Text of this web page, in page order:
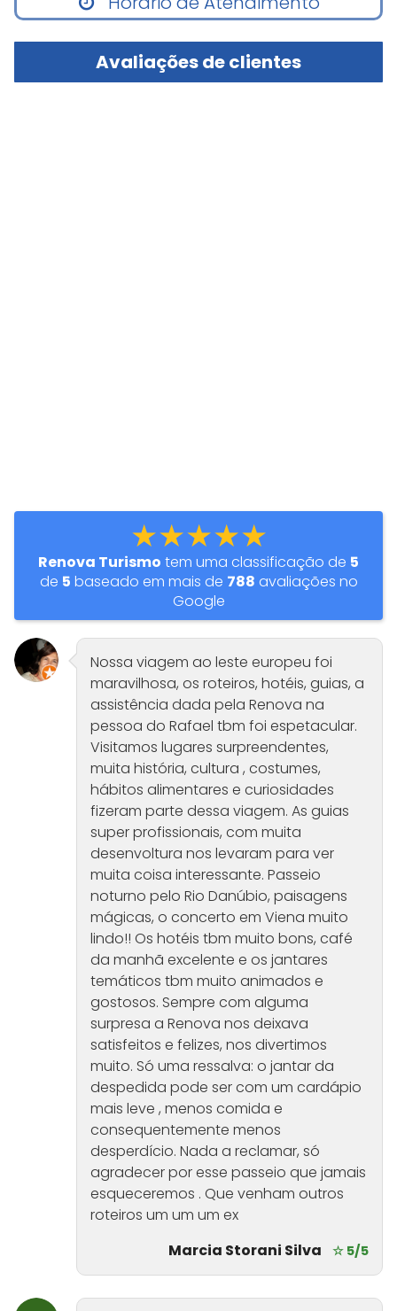
Avaliações de clientes
★★★★★
Renova Turismo tem uma classificação de 5
de 5 baseado em mais de 788 avaliações no
Google
Nossa viagem ao leste europeu foi
maravilhosa, os roteiros, hotéis, guias, a
assistência dada pela Renova na
pessoa do Rafael tbm foi espetacular.
Visitamos lugares surpreendentes,
muita história, cultura , costumes,
hábitos alimentares e curiosidades
fizeram parte dessa viagem. As guias
super profissionais, com muita
desenvoltura nos levaram para ver
muita coisa interessante. Passeio
noturno pelo Rio Danúbio, paisagens
mágicas, o concerto em Viena muito
lindo!! Os hotéis tbm muito bons, café
da manhã excelente e os jantares
temáticos tbm muito animados e
gostosos. Sempre com alguma
surpresa a Renova nos deixava
satisfeitos e felizes, nos divertimos
muito. Só uma ressalva: o jantar da
despedida pode ser com um cardápio
mais leve , menos comida e
consequentemente menos
desperdício. Nada a reclamar, só
agradecer por esse passeio que jamais
esqueceremos . Que venham outros
roteiros um um um ex
Marcia Storani Silva
☆ 5/5